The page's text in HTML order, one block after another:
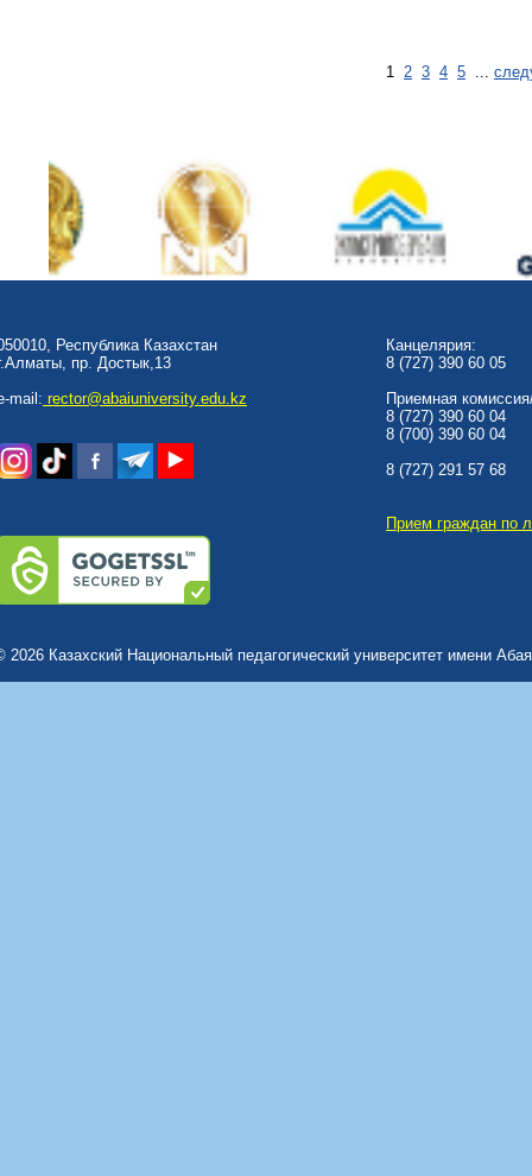
1 2 3 4 5 ...
Республика Казахстан
пр. Достык,13
mail: rector@abaiuniversity.edu.kz
Канцелярия:
8 (727) 390 60 05
Приемная
8 (727) 390 60 04
8 (700) 390 60 04
8 (727) 291 57 68
Прием граждан по
2026 Казахский Национальный педагогический университет имени Абая